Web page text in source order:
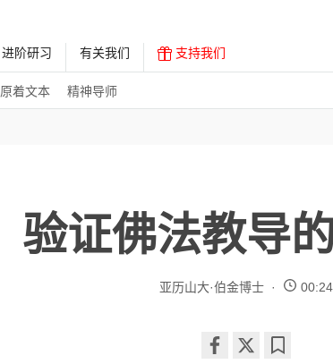
原着文本 精神导师
进阶研习 有关我们 支持我们
验证佛法教导
亚历山大·伯金博士 00:24